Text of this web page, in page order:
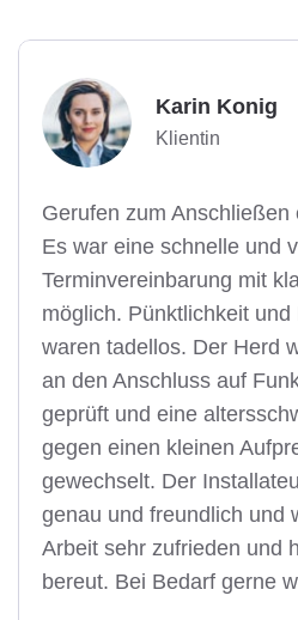
Karin Konig
Klientin
Gerufen zum
Es war eine schnelle und
Terminvereinbarung mit
möglich. Pünktlichkeit
waren tadellos. Der Herd
an den Anschluss auf
geprüft und eine
gegen einen kleinen
gewechselt. Der
genau und freundlich und
Arbeit sehr zufrieden und
bereut. Bei Bedarf gerne